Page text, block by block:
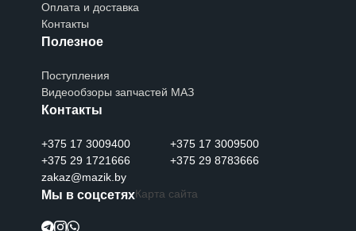
Оплата и доставка
Контакты
Полезное
Поступления
Видеообзоры запчастей МАЗ
Контакты
+375 17 3009400
+375 17 3009500
+375 29 1721666
+375 29 8783666
zakaz@mazik.by
Мы в соцсетяхКарта сайта